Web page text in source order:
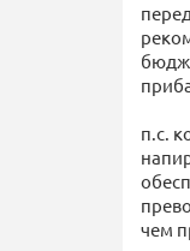
п.с.
чем